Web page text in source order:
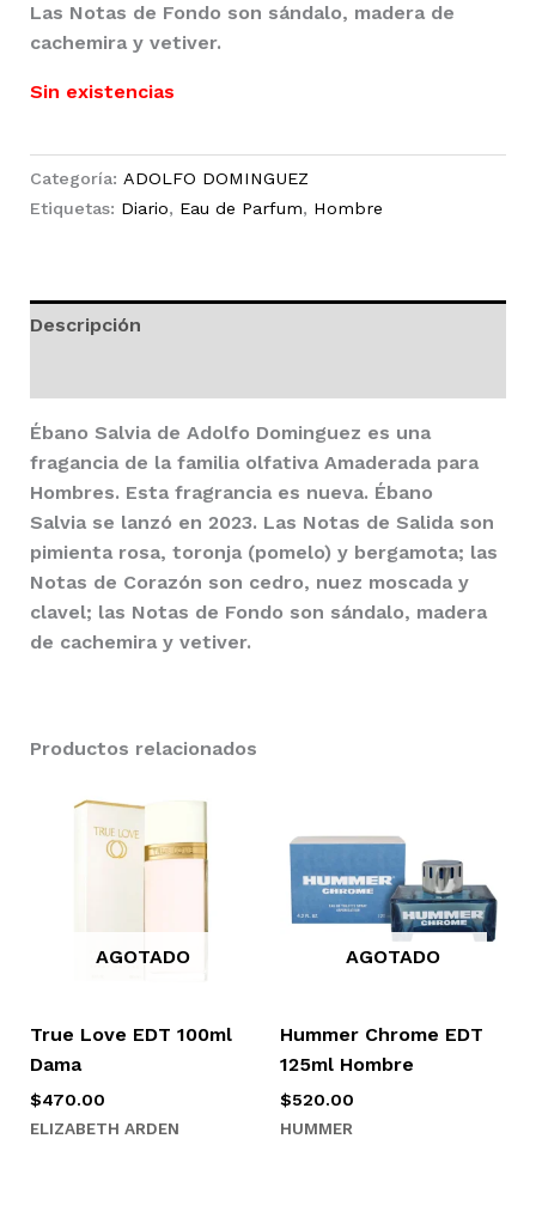
Las Notas de Fondo son sándalo, madera de
cachemira y vetiver.
Sin existencias
Categoría: ADOLFO DOMINGUEZ
Etiquetas: Diario, Eau de Parfum, Hombre
Descripción
Ébano Salviade Adolfo Dominguez es una
fragancia de la familia olfativa Amaderada para
Hombres. Esta fragrancia es nueva. Ébano
Salviase lanzó en 2023. Las Notas de Salida son
pimienta rosa, toronja (pomelo) y bergamota; las
Notas de Corazón son cedro, nuez moscada y
clavel; las Notas de Fondo son sándalo, madera
de cachemira y vetiver.
Productos relacionados
AGOTADO
True Love EDT 100ml
Dama
$470.00
ELIZABETH ARDEN
AGOTADO
Hummer Chrome EDT
125ml Hombre
$520.00
HUMMER